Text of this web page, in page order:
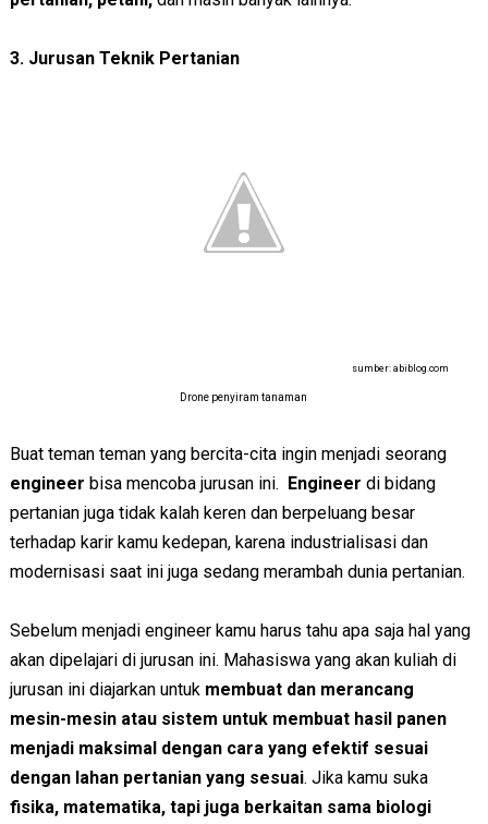
3. Jurusan Teknik Pertanian
sumber: abiblog.com
Drone penyiram tanaman
Buat teman teman yang bercita-cita ingin menjadi seorang
engineer bisa mencoba jurusan ini. Engineer di bidang
pertanian juga tidak kalah keren dan berpeluang besar
terhadap karir kamu kedepan, karena industrialisasi dan
modernisasi saat ini juga sedang merambah dunia pertanian.
Sebelum menjadi engineer kamu harus tahu apa saja hal yang
akan dipelajari di jurusan ini. Mahasiswa yang akan kuliah di
jurusan ini diajarkan untuk membuat dan merancang
mesin-mesin atau sistem untuk membuat hasil panen
menjadi maksimal dengan cara yang efektif sesuai
dengan lahan pertanian yang sesuai. Jika kamu suka
fisika, matematika, tapi juga berkaitan sama biologi